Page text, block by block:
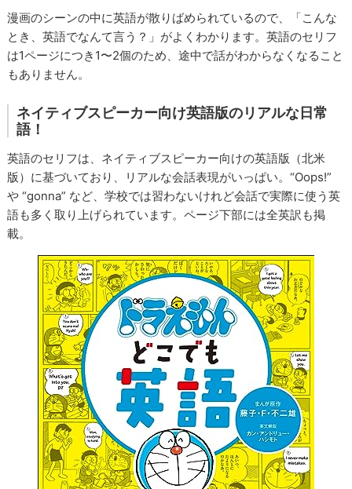
漫画のシーンの中に英語が散りばめられているので、「こんな
とき、英語でなんて言う？」がよくわかります。英語のセリフ
は1ページにつき1〜2個のため、途中で話がわからなくなること
もありません。
ネイティブスピーカー向け英語版のリアルな日常
語！
英語のセリフは、ネイティブスピーカー向けの英語版（北米
版）に基づいており、リアルな会話表現がいっぱい。“Oops!”
や “gonna” など、学校では習わないけれど会話で実際に使う英
語も多く取り上げられています。ページ下部には全英訳も掲
載。